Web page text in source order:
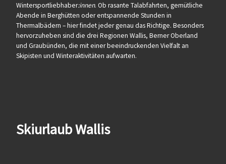
Wintersportliebhaber:innen. Ob rasante Talabfahrten, gemütliche
Abende in Berghütten oder entspannende Stunden in
Thermalbädern – hier findet jeder genau das Richtige. Besonders
hervorzuheben sind die drei Regionen Wallis, Berner Oberland
und Graubünden, die mit einer beeindruckenden Vielfalt an
Skipisten und Winteraktivitäten aufwarten.
Skiurlaub Wallis